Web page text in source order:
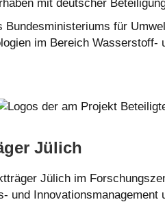
mit deutscher
Bundesministeriums für
im Bereich
Jülich
Jülich im
und Innovationsmanagement